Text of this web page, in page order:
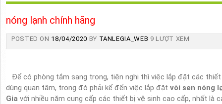
nóng lạnh chính hãng
POSTED ON 18/04/2020 BY TANLEGIA_WEB 9 LƯỢT XEM
Để có phòng tắm sang trọng, tiện nghi thì việc lắp đặt các
dùng quan tâm, trong đó phải kể đến việc lắp đặt vòi sen nóng
Gia với nhiều năm cung cấp các thiết bị vệ sinh cao cấp, nhất là